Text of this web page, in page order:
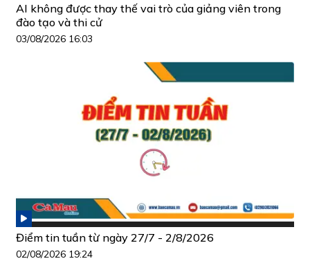
AI không được thay thế vai trò của giảng viên trong
đào tạo và thi cử
03/08/2026 16:03
Điểm tin tuần từ ngày 27/7 - 2/8/2026
02/08/2026 19:24